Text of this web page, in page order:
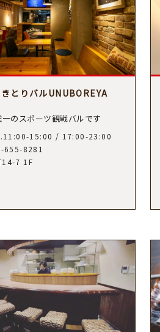
とりバルUNUBOREYA
一のスポーツ観戦バルです
15:00 / 17:00-23:00
655-8281
14-7 1F